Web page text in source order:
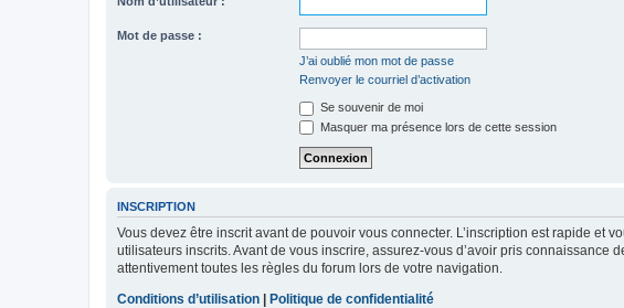
Mot de passe :
J’ai oublié mon mot de passe
Renvoyer le courriel d’activation
Se souvenir de moi
Masquer ma présence lors de cette session
INSCRIPTION
Vous devez être inscrit avant de pouvoir vous connecter. L’inscription est rapide
utilisateurs inscrits. Avant de vous inscrire, assurez-vous d’avoir pris
attentivement toutes les règles du forum lors de votre navigation.
Conditions d’utilisation | Politique de confidentialité